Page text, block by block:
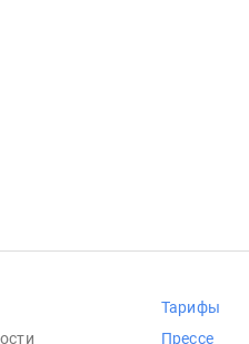
Тарифы
Прессе